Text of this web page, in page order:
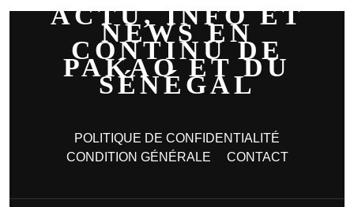
ACTU, INFO ET
NEWS EN
CONTINU DE
PAKAO ET DU
SÉNÉGAL
POLITIQUE DE CONFIDENTIALITÉ
CONDITION GÉNÉRALE
CONTACT